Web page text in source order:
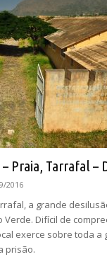
Praia, Tarrafal –
2016
a grande
Verde. Difícil de
exerce sobre toda a
prisão.